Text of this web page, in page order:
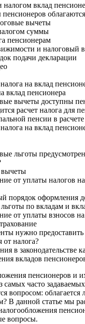
налогом вклад
вычеты
суммы
пенсионерам
и налоговый
подачи декларации
на вклад
вклад пенсионера
вычеты доступны
расчет налога для
пенсии в расчете
на вклад
льготы
от уплаты налогов
порядок оформления
по вкладам и
от уплаты взносов на
нужно предоставить
от налога?
в законодательстве
вкладов
пенсионеров и
самых часто
вопросом: облагается
В данной статье мы
вопросы.